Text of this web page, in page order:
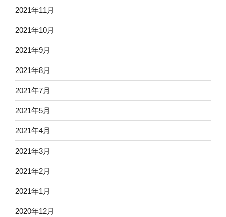
2021年11月
2021年10月
2021年9月
2021年8月
2021年7月
2021年5月
2021年4月
2021年3月
2021年2月
2021年1月
2020年12月